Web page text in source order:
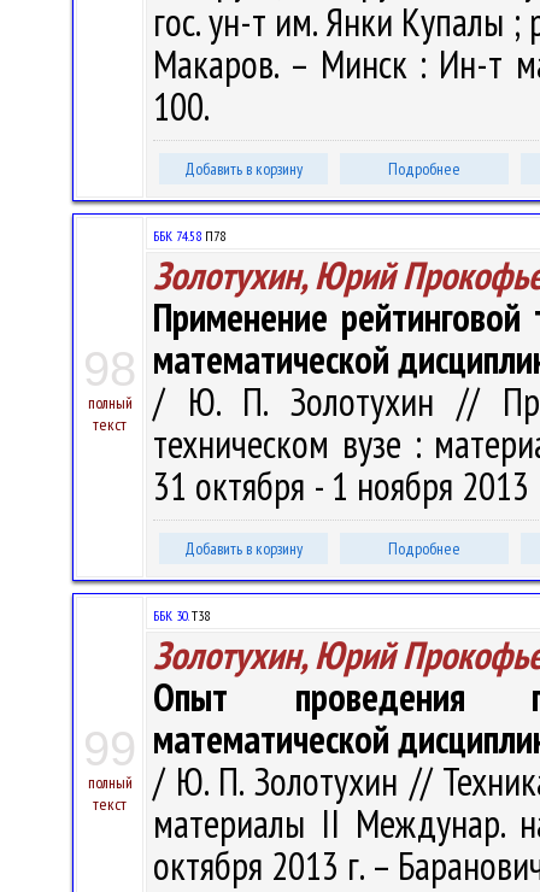
гос. ун-т им. Янки Купалы ;
Макаров. – Минск : Ин-т
100.
Добавить в корзину Подробнее
98
полный
текст
ББК 74.58 П78
Золотухин, Юрий
Применение рейтинговой
математической
/ Ю. П. Золотухин //
техническом вузе :
31 октября - 1 ноября
Добавить в корзину Подробнее
99
полный
текст
ББК 30.Т38
Золотухин, Юрий
Опыт проведения
математической
/ Ю. П. Золотухин //
материалы II Междунар.
октября 2013 г. –